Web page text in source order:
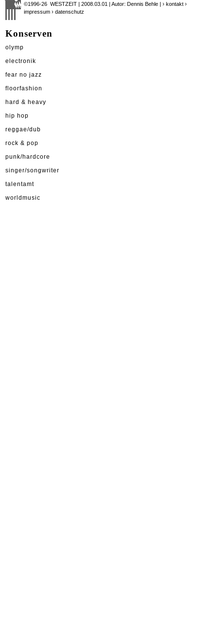
©1996-26 WESTZEIT | 2008.03.01 | Autor: Dennis Behle |› kontakt ›
impressum › datenschutz
Konserven
olymp
electronik
fear no jazz
floorfashion
hard & heavy
hip hop
reggae/dub
rock & pop
punk/hardcore
singer/songwriter
talentamt
worldmusic